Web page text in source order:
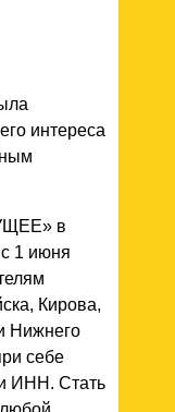
интереса
в
1 июня
Кирова,
Нижнего
себе
ИНН. Стать